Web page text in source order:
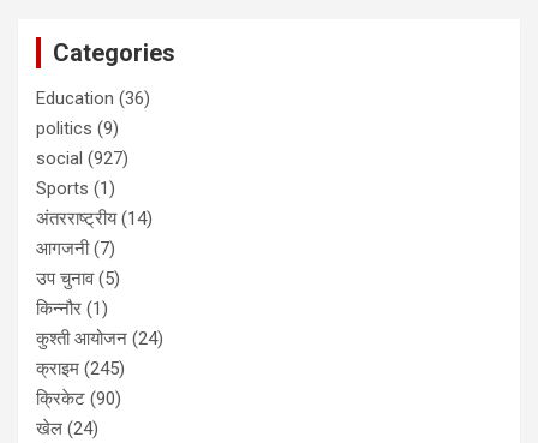
Categories
Education (36)
politics (9)
social (927)
Sports (1)
अंतरराष्ट्रीय(14)
आगजनी(7)
उप चुनाव(5)
किन्नौर (1)
कुश्ती आयोजन (24)
क्राइम (245)
क्रिकेट (90)
खेल (24)